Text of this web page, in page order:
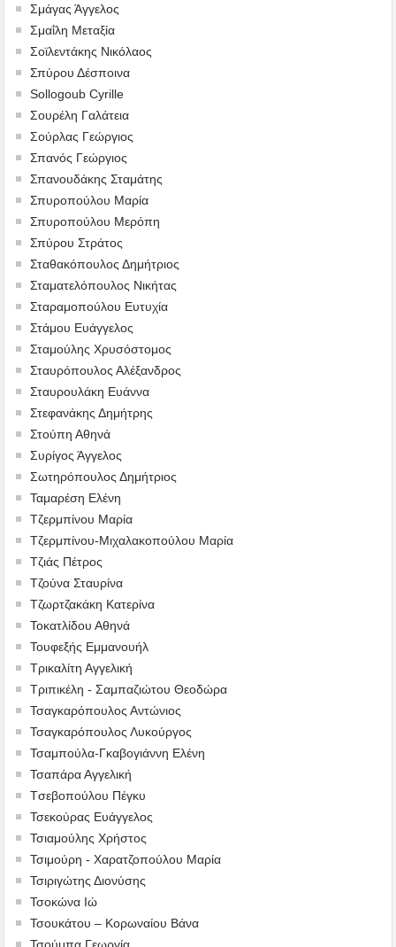
Σμάγας Άγγελος
Σμαΐλη Μεταξία
Σοϊλεντάκης Νικόλαος
Σπύρου Δέσποινα
Sollogoub Cyrille
Σουρέλη Γαλάτεια
Σούρλας Γεώργιος
Σπανός Γεώργιος
Σπανουδάκης Σταμάτης
Σπυροπούλου Μαρία
Σπυροπούλου Μερόπη
Σπύρου Στράτος
Σταθακόπουλος Δημήτριος
Σταματελόπουλος Νικήτας
Σταραμοπούλου Ευτυχία
Στάμου Ευάγγελος
Σταμούλης Χρυσόστομος
Σταυρόπουλος Αλέξανδρος
Σταυρουλάκη Ευάννα
Στεφανάκης Δημήτρης
Στούπη Αθηνά
Συρίγος Άγγελος
Σωτηρόπουλος Δημήτριος
Ταμαρέση Ελένη
Τζερμπίνου Μαρία
Τζερμπίνου-Μιχαλακοπούλου Μαρία
Τζιάς Πέτρος
Τζούνα Σταυρίνα
Τζωρτζακάκη Κατερίνα
Τοκατλίδου Αθηνά
Τουφεξής Εμμανουήλ
Τρικαλίτη Αγγελική
Τριπικέλη - Σαμπαζιώτου Θεοδώρα
Τσαγκαρόπουλος Αντώνιος
Τσαγκαρόπουλος Λυκούργος
Τσαμπούλα-Γκαβογιάννη Ελένη
Τσαπάρα Αγγελική
Tσεβοπούλου Πέγκυ
Τσεκούρας Ευάγγελος
Τσιαμούλης Χρήστος
Τσιμούρη - Χαρατζοπούλου Μαρία
Τσιριγώτης Διονύσης
Τσοκώνα Ιώ
Τσουκάτου – Κορωναίου Βάνα
Τσούμπα Γεωργία